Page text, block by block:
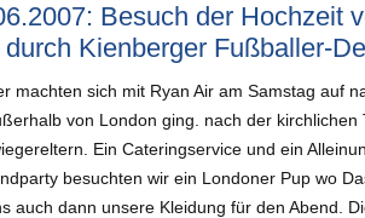
Besuch der Hochzeit
durch Kienberger Fußballer-
machten sich mit Ryan Air am Samstag auf
von London ging. nach der
Ein Cateringservice und ein
besuchten wir ein Londoner Pup wo
auch dann unsere Kleidung für den Abend.